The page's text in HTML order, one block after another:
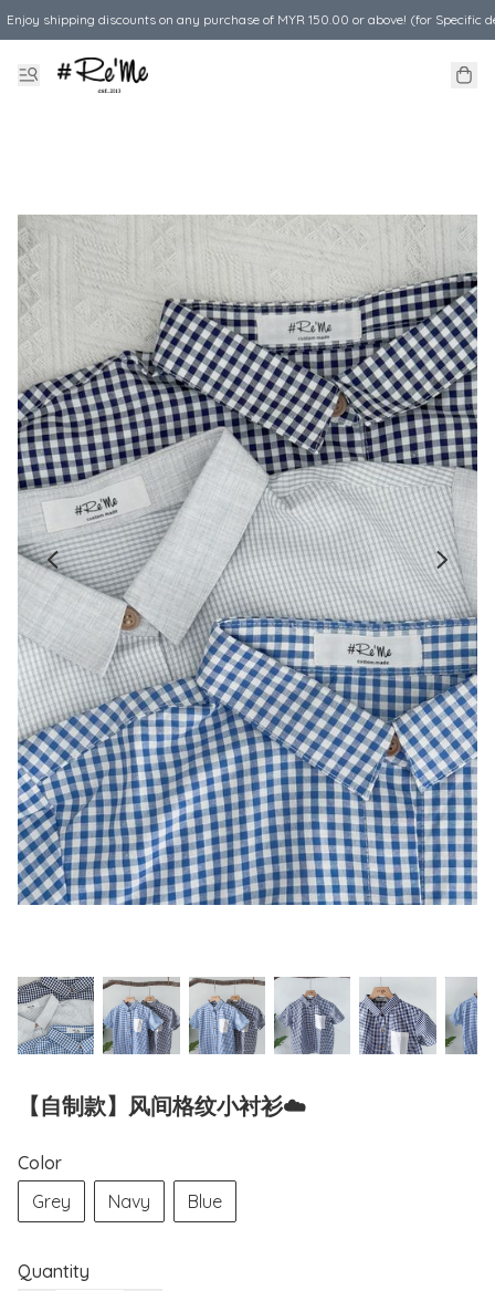
Enjoy shipping discounts on any purchase of MYR 150.00 or above! (for Specific
【自制款】风间格纹小衬衫☁️
Color
Grey
Navy Blue
Quantity